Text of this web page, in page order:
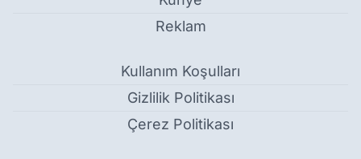
Reklam
Kullanım Koşulları
Gizlilik Politikası
Çerez Politikası